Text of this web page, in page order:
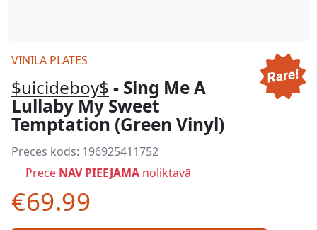
VINILA PLATES
$uicideboy$ - Sing Me A
Lullaby My Sweet
Temptation (Green Vinyl)
Preces kods: 196925411752
Prece NAV PIEEJAMA noliktavā
€69.99